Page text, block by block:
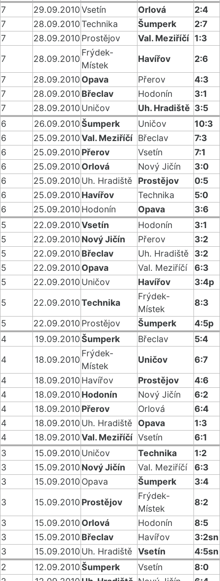
7
29.09.2010Vsetín Orlová
2:4
7
28.09.2010Technika Šumperk
2:7
7
28.09.2010 Prostějov Val. Meziříčí 1:3
7
28.09.2010
Frýdek-
Místek
Havířov
2:6
7
28.09.2010 Opava Přerov
4:3
7
28.09.2010 Břeclav Hodonín
3:1
7
28.09.2010 Uničov Uh. Hradiště 3:5
6
26.09.2010Šumperk Uničov
10:3
6
25.09.2010Val. Meziříčí Břeclav
7:3
6
25.09.2010 Přerov Vsetín
7:1
6
25.09.2010 Orlová Nový Jičín
3:0
6
25.09.2010 Uh. Hradiště Prostějov
0:5
6
25.09.2010 Havířov Technika
5:0
6
25.09.2010 Hodonín Opava
3:6
5
22.09.2010Vsetín Hodonín
3:1
5
22.09.2010 Nový Jičín Přerov
3:2
5
22.09.2010 Břeclav Uh. Hradiště
3:2
5
22.09.2010 Opava Val. Meziříčí
6:3
5
22.09.2010 Uničov Havířov
3:4p
5
22.09.2010Technika
Frýdek-
Místek
8:3
5
22.09.2010 Prostějov Šumperk
4:5p
4
19.09.2010Šumperk Břeclav
5:4
4
18.09.2010
Frýdek-
Místek
Uničov
6:7
4
18.09.2010 Havířov Prostějov
4:6
4
18.09.2010 Hodonín Nový Jičín
6:2
4
18.09.2010 Přerov Orlová
6:4
4
18.09.2010 Uh. Hradiště Opava
1:3
4
18.09.2010Val. Meziříčí Vsetín
6:1
3
15.09.2010 Uničov Technika
1:2
3
15.09.2010 Nový Jičín Val. Meziříčí
6:3
3
15.09.2010 Opava Šumperk
3:4
3
15.09.2010 Prostějov
Frýdek-
Místek
8:2
3
15.09.2010 Orlová Hodonín
8:5
3
15.09.2010 Břeclav Havířov
3:2sn
3
15.09.2010 Uh. Hradiště Vsetín
4:5sn
2
12.09.2010Šumperk Vsetín
8:0